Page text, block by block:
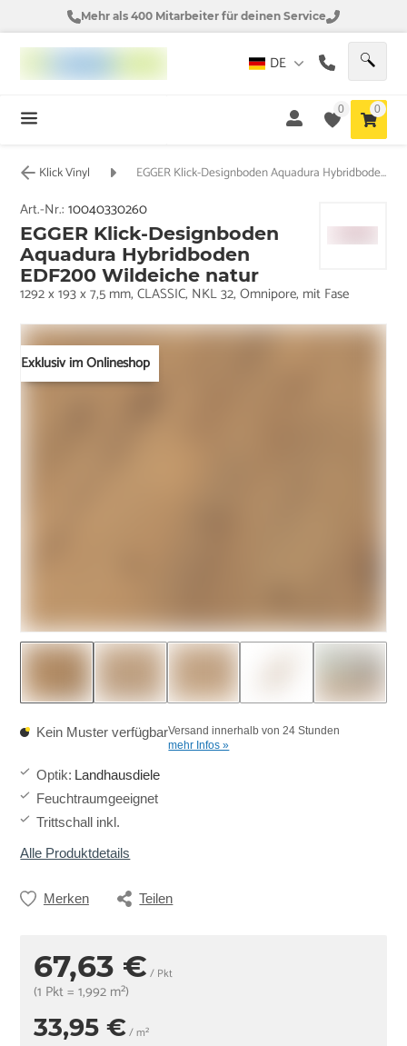
Mehr als 400 Mitarbeiter für deinen Service
DE
0 0
Klick Vinyl EGGER Klick-Designboden Aquadura Hybridboden EDF200 Wildeiche natur
Exklusiv im Onlineshop
Art.-Nr.:10040330260
EGGER Klick-Designboden
Aquadura Hybridboden
EDF200 Wildeiche natur
1292 x 193 x 7,5 mm, CLASSIC, NKL 32, Omnipore, mit Fase
Kein Muster verfügbarVersand innerhalb von 24 Stunden
mehr Infos »
Optik: Landhausdiele
Feuchtraumgeeignet
Trittschall inkl.
Alle Produktdetails
Merken Teilen
67,63 € / Pkt
(1 Pkt = 1,992 m²)
33,95 €/ m²